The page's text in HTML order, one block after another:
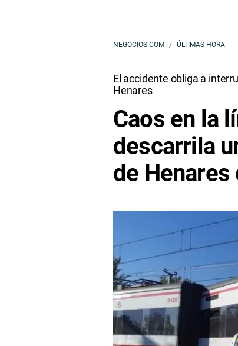
NEGOCIOS.COM ÚLTIMAS HORA
El accidente obliga a
Henares
Caos en la
descarrila
de